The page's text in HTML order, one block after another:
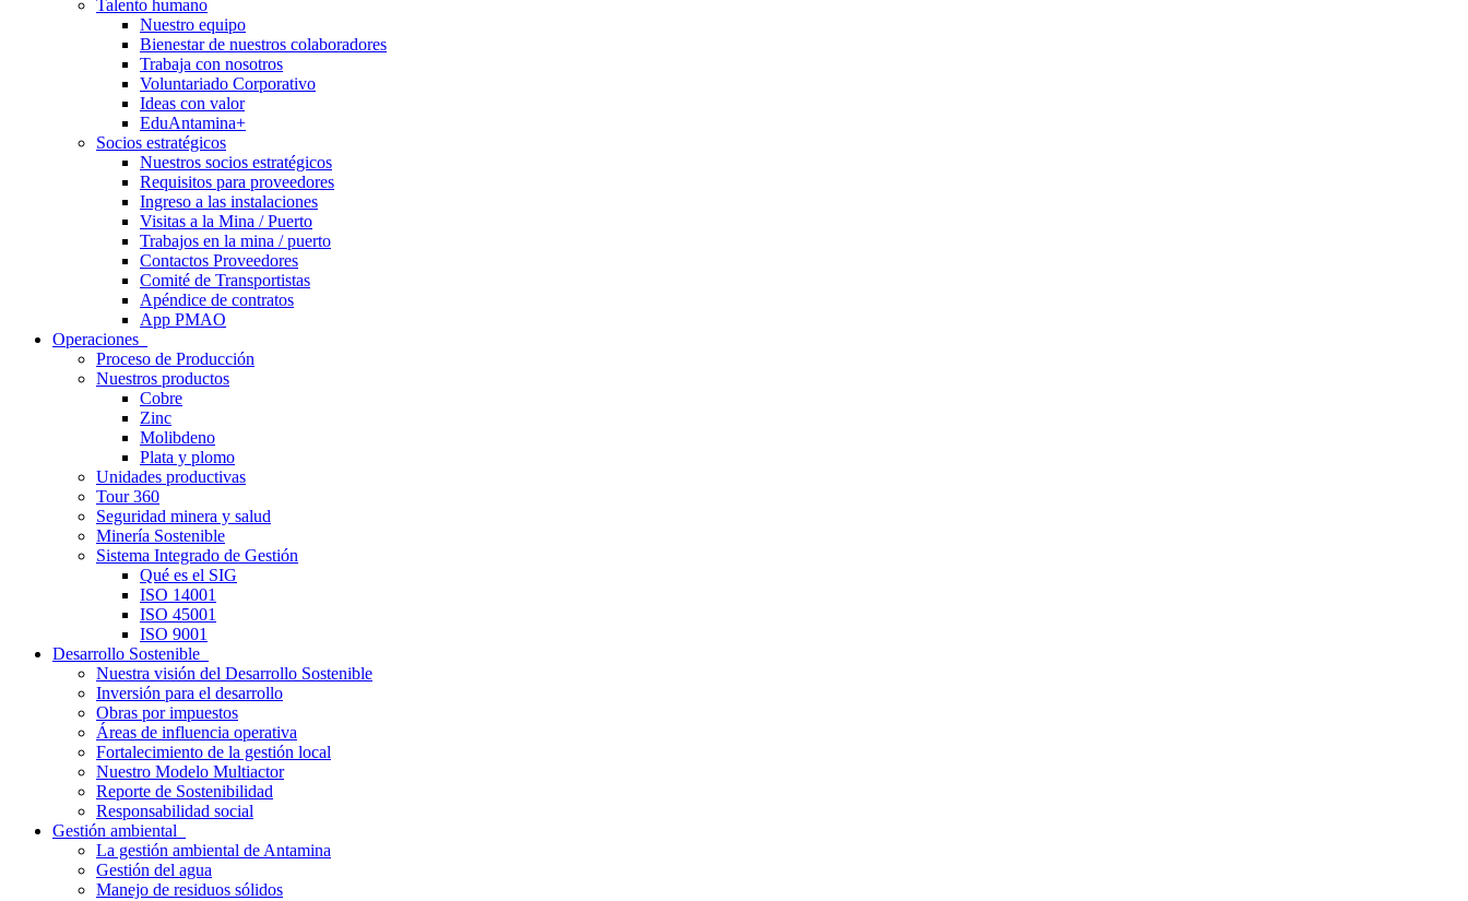
Talento humano
Nuestro equipo
Bienestar de nuestros colaboradores
Trabaja con nosotros
Voluntariado Corporativo
Ideas con valor
EduAntamina+
Socios estratégicos
Nuestros socios estratégicos
Requisitos para proveedores
Ingreso a las instalaciones
Visitas a la Mina / Puerto
Trabajos en la mina / puerto
Contactos Proveedores
Comité de Transportistas
Apéndice de contratos
App PMAO
Operaciones
Proceso de Producción
Nuestros productos
Cobre
Zinc
Molibdeno
Plata y plomo
Unidades productivas
Tour 360
Seguridad minera y salud
Minería Sostenible
Sistema Integrado de Gestión
Qué es el SIG
ISO 14001
ISO 45001
ISO 9001
Desarrollo Sostenible
Nuestra visión del Desarrollo Sostenible
Inversión para el desarrollo
Obras por impuestos
Áreas de influencia operativa
Fortalecimiento de la gestión local
Nuestro Modelo Multiactor
Reporte de Sostenibilidad
Responsabilidad social
Gestión ambiental
La gestión ambiental de Antamina
Gestión del agua
Manejo de residuos sólidos